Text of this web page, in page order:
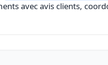
avec avis clients,